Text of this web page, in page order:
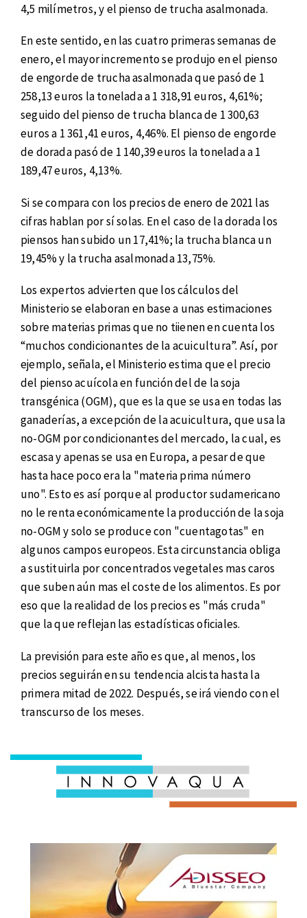
4,5 milímetros, y el pienso de trucha asalmonada.
En este sentido, en las cuatro primeras semanas de
enero, el mayor incremento se produjo en el pienso
de engorde de trucha asalmonada que pasó de 1
258,13 euros la tonelada a 1 318,91 euros, 4,61%;
seguido del pienso de trucha blanca de 1 300,63
euros a 1 361,41 euros, 4,46%. El pienso de engorde
de dorada pasó de 1 140,39 euros la tonelada a 1
189,47 euros, 4,13%.
Si se compara con los precios de enero de 2021 las
cifras hablan por sí solas. En el caso de la dorada los
piensos han subido un 17,41%; la trucha blanca un
19,45% y la trucha asalmonada 13,75%.
Los expertos advierten que los cálculos del
Ministerio se elaboran en base a unas estimaciones
sobre materias primas que no tiienen en cuenta los
“muchos condicionantes de la acuicultura”. Así, por
ejemplo, señala, el Ministerio estima que el precio
del pienso acuícola en función del de la soja
transgénica (OGM), que es la que se usa en todas las
ganaderías, a excepción de la acuicultura, que usa la
no-OGM por condicionantes del mercado, la cual, es
escasa y apenas se usa en Europa, a pesar de que
hasta hace poco era la "materia prima número
uno". Esto es así porque al productor sudamericano
no le renta económicamente la producción de la soja
no-OGM y solo se produce con "cuentagotas" en
algunos campos europeos. Esta circunstancia obliga
a sustituirla por concentrados vegetales mas caros
que suben aún mas el coste de los alimentos. Es por
eso que la realidad de los precios es "más cruda"
que la que reflejan las estadísticas oficiales.
La previsión para este año es que, al menos, los
precios seguirán en su tendencia alcista hasta la
primera mitad de 2022. Después, se irá viendo con el
transcurso de los meses.